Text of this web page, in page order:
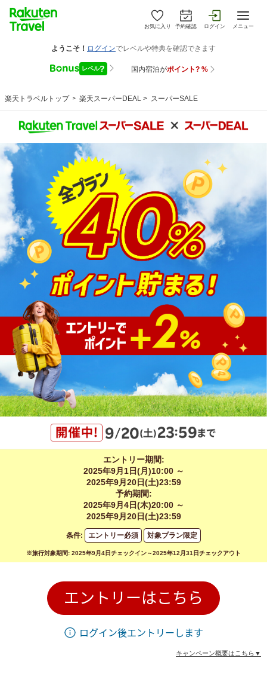
お気に入り 予約確認 ログイン メニュー
楽天トラベルトップ >楽天スーパーDEAL > スーパーSALE
エントリー期間:
2025年9月1日(月)10:00 ～
2025年9月20日(土)23:59
予約期間:
2025年9月4日(木)20:00 ～
2025年9月20日(土)23:59
条件: エントリー必須 対象プラン限定
※旅行対象期間: 2025年9月4日チェックイン～2025年12月31日チェックアウト
エントリーはこちら
ログイン後エントリーします
キャンペーン概要はこちら▼